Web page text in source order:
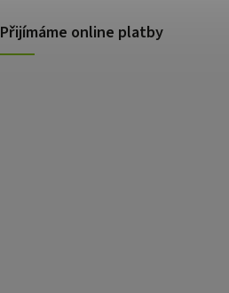
Přijímáme online platby